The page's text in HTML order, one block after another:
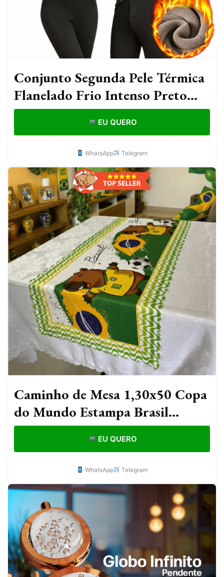
Conjunto Segunda Pele Térmica
Flanelado Frio Intenso Preto
Proteção Uv+50 Masculino
Feminino Unissex
EU QUERO
WhatsApp Telegram
Caminho de Mesa 1,30x50 Copa
do Mundo Estampa Brasil
Futebol Torcida Decoração
Mesa Posta Seleção Brasil
EU QUERO
WhatsApp Telegram